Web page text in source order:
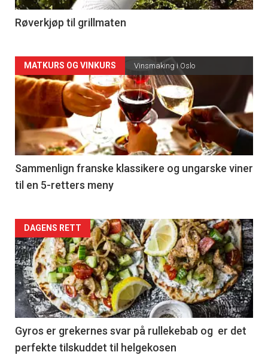
4
Røverkjøp til grillmaten
Forsiden
akkurat
nå
-
5
MATKURS OG VINKURS Vinsmaking i Oslo
Sammenlign franske klassikere og ungarske viner
til en 5-retters meny
Forsiden
akkurat
nå
-
6
DAGENS RETT
Gyros er grekernes svar på rullekebab og er det
perfekte tilskuddet til helgekosen